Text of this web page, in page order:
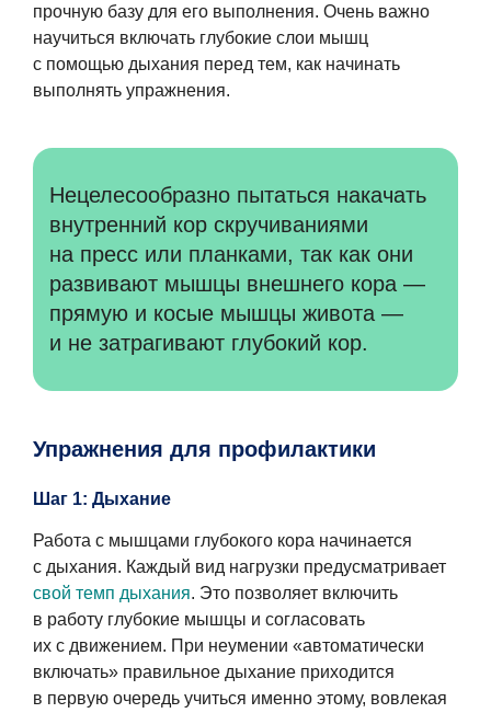
прочную базу для его выполнения. Очень важно
научиться включать глубокие слои мышц
с помощью дыхания перед тем, как начинать
выполнять упражнения.
Нецелесообразно пытаться накачать
внутренний кор скручиваниями
на пресс или планками, так как они
развивают мышцы внешнего кора —
прямую и косые мышцы живота —
и не затрагивают глубокий кор.
Упражнения для профилактики
Шаг 1: Дыхание
Работа с мышцами глубокого кора начинается
с дыхания. Каждый вид нагрузки предусматривает
свой темп дыхания. Это позволяет включить
в работу глубокие мышцы и согласовать
их с движением. При неумении «автоматически
включать» правильное дыхание приходится
в первую очередь учиться именно этому, вовлекая